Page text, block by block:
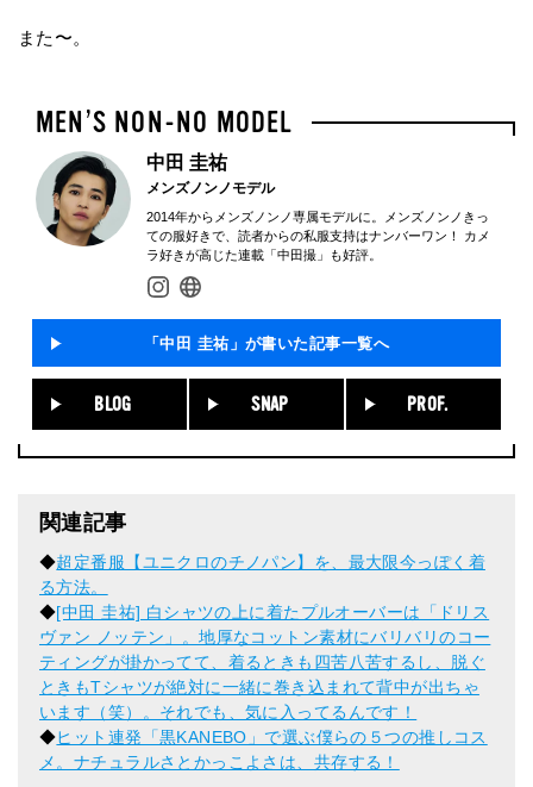
また〜。
中田 圭祐
メンズノンノモデル
2014年からメンズノンノ専属モデルに。メンズノンノきっ
ての服好きで、読者からの私服支持はナンバーワン！ カメ
ラ好きが高じた連載「中田撮」も好評。
「中田 圭祐」が書いた記事一覧へ
BLOG SNAP PROF.
関連記事
◆超定番服【ユニクロのチノパン】を、最大限今っぽく着
る方法。
◆[中田 圭祐] 白シャツの上に着たプルオーバーは「ドリス
ヴァン ノッテン」。地厚なコットン素材にバリバリのコー
ティングが掛かってて、着るときも四苦八苦するし、脱ぐ
ときもTシャツが絶対に一緒に巻き込まれて背中が出ちゃ
います（笑）。それでも、気に入ってるんです！
◆ヒット連発「黒KANEBO」で選ぶ僕らの５つの推しコス
メ。ナチュラルさとかっこよさは、共存する！